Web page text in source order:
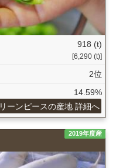
918 (t)
[6,290 (t)]
2位
14.59%
ーンピースの産地 詳細へ
2019年度産